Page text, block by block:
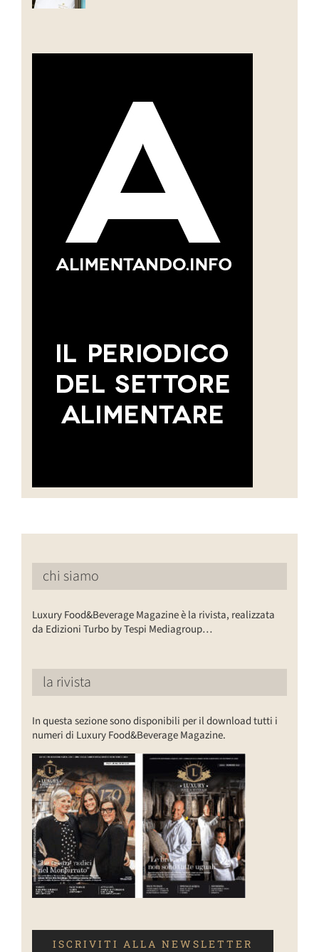
chi siamo
Luxury Food&Beverage Magazine è la rivista, realizzata
da Edizioni Turbo by Tespi Mediagroup…
la rivista
In questa sezione sono disponibili per il download tutti i
numeri di Luxury Food&Beverage Magazine.
ISCRIVITI ALLA NEWSLETTER